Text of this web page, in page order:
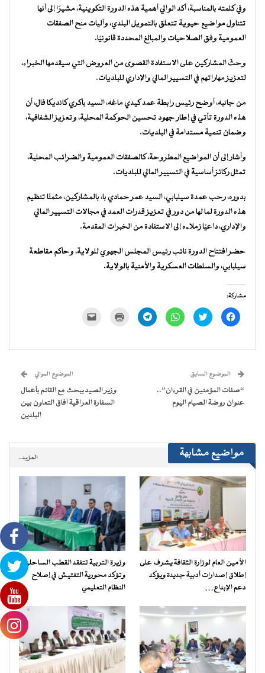
وفي كلمته بالمناسبة، أكد الوالي أهمية هذه الدورة التكوينية، مشيرًا إلى أنها
تتناول مواضيع حيوية تتعلق بالتمويل البلدي، وآليات منح الصفقات
العمومية وفق الصلاحيات والمبالغ المحددة قانونيًا.
وحثّ المشاركين على الاستفادة القصوى من العروض التي سيقدمها الخبراء،
لتعزيز مهاراتهم في التسيير المالي والإداري للبلديات.
من جانبه، أوضح رئيس رابطة عمد كيدي ماغه، السيد باكري كانديكا فال، أن
هذه الدورة تأتي في إطار جهود تحسين الحوكمة المحلية، وتعزيز الشفافية،
وضمان تنمية مستدامة في البلديات.
وأشار إلى أن المواضيع المطروحة، كالصفقات العمومية والضرائب المحلية،
تمثل ركائز أساسية في التسيير المالي للبلديات.
بدوره، رحب عمدة سيلبابي، السيد عمر حمادي با، بالمشاركين، مثمنًا تنظيم
هذه الدورة لما لها من دور في تعزيز قدرات العمد في مجالات التسيير المالي
والإداري، داعيًا زملاءه إلى الاستفادة من الخبرات المقدمة.
حضر افتتاح الدورة نائب رئيس المجلس الجهوي للولاية، وحاكم مقاطعة
سيلبابي، والسلطات العسكرية والأمنية بالولاية.
مشاركة:
انقر
للمشاركة
في
اضغط
للمشاركة
في
انقر
للمشاركة
في
انقر
للمشاركة
في
للطباعة
جديدة) الإلكتروني
جديدة)
الموضوع السابق
“صفات المؤمنين في القرءان”..
عنوان روضة الصيام اليوم
الموضوع الموالي
وزير الصيد يبحث مع القائم بأعمال
السفارة العراقية آفاق التعاون بين
البلدين
مواضيع مشابهة المزيد..
الأمين العام لوزارة الثقافة يشرف على
إطلاق إصدارات أدبية جديدة ويؤكد
دعم الإبداع…
وزيرة التربية تتفقد القطب الساحلي
وتؤكد محورية التفتيش في إصلاح
النظام التعليمي